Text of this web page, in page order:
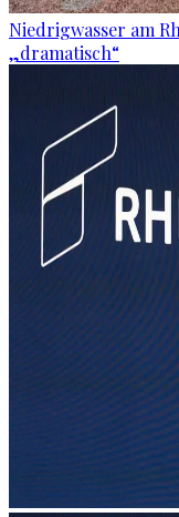
Niedrigwasser am
„dramatisch“